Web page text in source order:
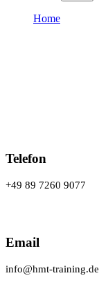
Home
Telefon
+49 89 7260 9077
Email
info@hmt-training.de